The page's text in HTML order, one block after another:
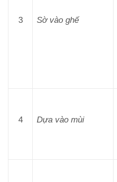
3 Sờ vào ghế
4 Dựa vào mùi